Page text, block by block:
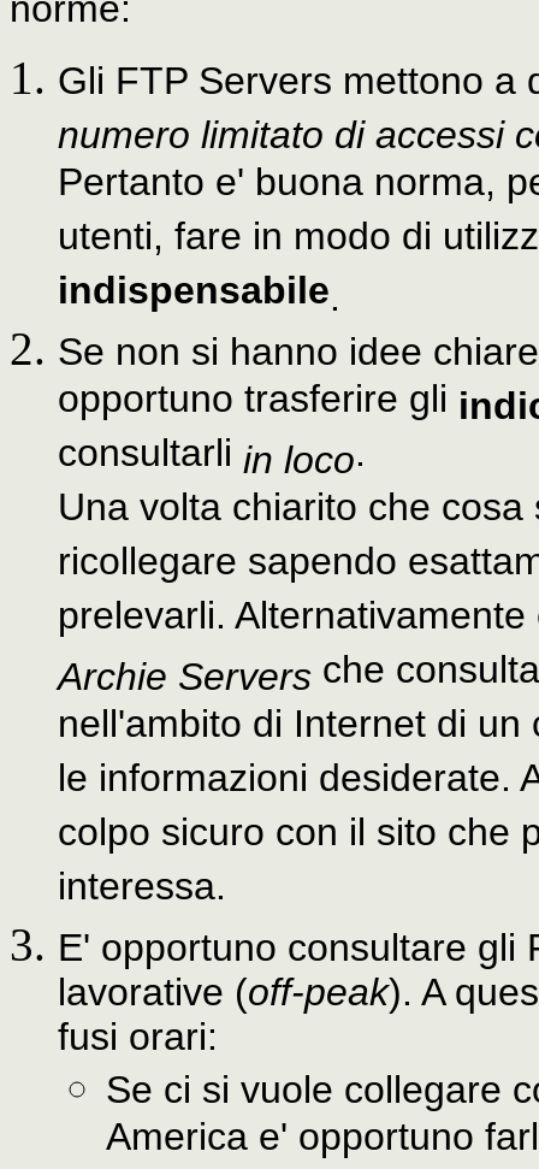
Gli FTP Servers mettono a
numero limitato di accessi
Pertanto e' buona norma,
utenti, fare in modo di
indispensabile.
Se non si hanno idee
opportuno trasferire gli
consultarli in loco.
Una volta chiarito che
ricollegare sapendo
prelevarli.
Archie Servers che
nell'ambito di Internet di
le informazioni desiderate.
colpo sicuro con il sito che
interessa.
E' opportuno consultare gli
lavorative (off-peak). A
fusi orari:
Se ci si vuole collegare
America e' opportuno